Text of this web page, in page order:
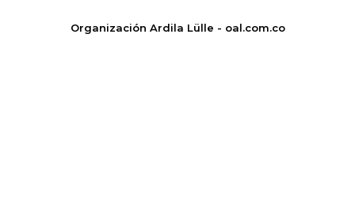
Organización Ardila Lülle - oal.com.co